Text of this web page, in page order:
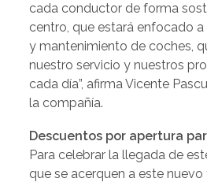
cada conductor de forma
centro, que estará enfocado
y mantenimiento de coches,
nuestro servicio y nuestros
cada día”, afirma Vicente
la compañía.
Descuentos por apertura
Para celebrar la llegada de
que se acerquen a este